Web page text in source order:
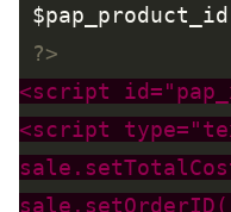
$pap_product_id
?>